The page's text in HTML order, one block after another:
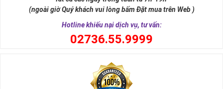
nói cách khác thì số 8 cũng là con số biểu tượng cho thần tài ban
(ngoài giờ Quý khách vui lòng bấm Đặt mua trên Web )
Hotline khiếu nại dịch vụ, tư vấn:
02736.55.9999